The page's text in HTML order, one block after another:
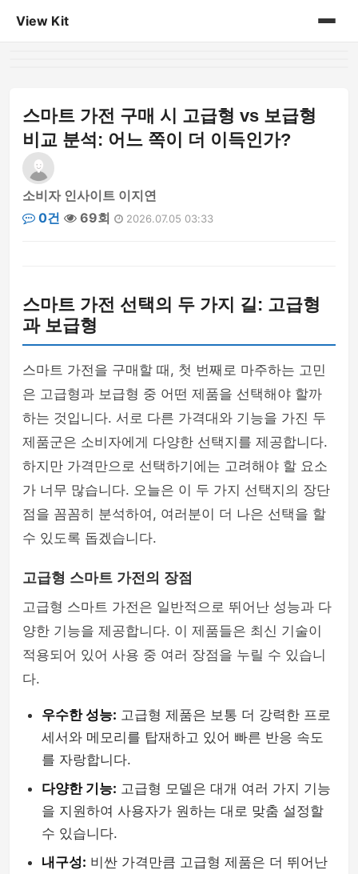
View Kit
스마트 가전 구매 시 고급형 vs 보급형
비교 분석: 어느 쪽이 더 이득인가?
소비자 인사이트 이지연
0건
69회 2026.07.05 03:33
스마트 가전 선택의 두 가지 길: 고급형
과 보급형
스마트 가전을 구매할 때, 첫 번째로 마주하는 고민
은 고급형과 보급형 중 어떤 제품을 선택해야 할까
하는 것입니다. 서로 다른 가격대와 기능을 가진 두
제품군은 소비자에게 다양한 선택지를 제공합니다.
하지만 가격만으로 선택하기에는 고려해야 할 요소
가 너무 많습니다. 오늘은 이 두 가지 선택지의 장단
점을 꼼꼼히 분석하여, 여러분이 더 나은 선택을 할
수 있도록 돕겠습니다.
고급형 스마트 가전의 장점
고급형 스마트 가전은 일반적으로 뛰어난 성능과 다
양한 기능을 제공합니다. 이 제품들은 최신 기술이
적용되어 있어 사용 중 여러 장점을 누릴 수 있습니
다.
우수한 성능: 고급형 제품은 보통 더 강력한 프로
세서와 메모리를 탑재하고 있어 빠른 반응 속도
를 자랑합니다.
다양한 기능: 고급형 모델은 대개 여러 가지 기능
을 지원하여 사용자가 원하는 대로 맞춤 설정할
수 있습니다.
내구성: 비싼 가격만큼 고급형 제품은 더 뛰어난